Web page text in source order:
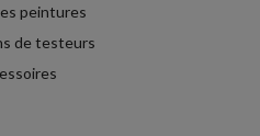
peintures
de testeurs